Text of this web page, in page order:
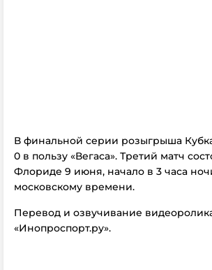
В финальной серии розыгрыша
0 в пользу «Вегаса». Третий матч
Флориде 9 июня, начало в 3 часа
московскому времени.
Перевод и озвучивание
«Инопроспорт.ру».